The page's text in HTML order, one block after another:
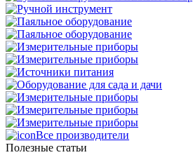
Все производители
Полезные статьи